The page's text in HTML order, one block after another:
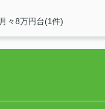
月々8万円台(1件)